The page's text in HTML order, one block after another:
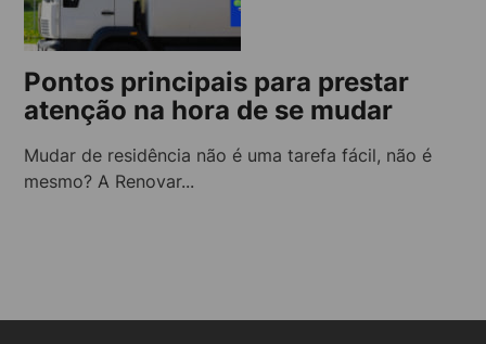
Pontos principais para prestar
atenção na hora de se mudar
Mudar de residência não é uma tarefa fácil, não é
mesmo? A Renovar...